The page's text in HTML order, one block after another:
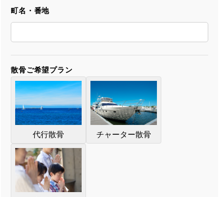
町名・番地
散骨ご希望プラン
代行散骨 チャーター散骨